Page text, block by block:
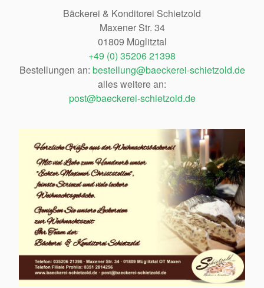
Bäckerei & Konditorei Schietzold
Maxener Str. 34
01809 Müglitztal
+49 (0) 35206 21398
Bestellungen an: bestellung@baeckerei-schietzold.de
alles weitere an:
post@baeckerei-schietzold.de